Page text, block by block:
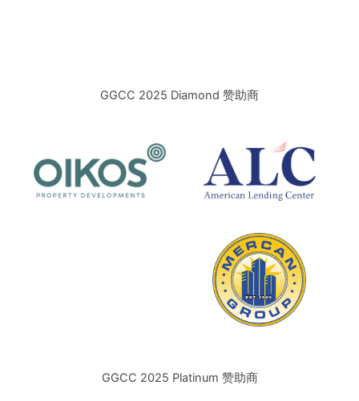
GGCC 2025 Diamond 赞助商
GGCC 2025 Platinum 赞助商